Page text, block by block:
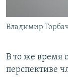
Владимир
В то же время
перспективе